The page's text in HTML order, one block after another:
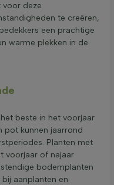
voor deze
te creëren,
een prachtige
warme plekken in de
beste in het voorjaar
pot kunnen jaarrond
Planten met
voorjaar of najaar
bodemplanten
aanplanten en